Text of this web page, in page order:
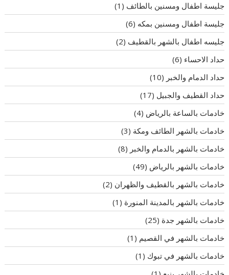
جليسة اطفال ومسنين بالطائف (1)
جليسة اطفال ومسنين بمكه (6)
جليسه اطفال بالشهر بالقطيف (2)
حداد الاحساء (6)
حداد الدمام والخبر (10)
حداد القطيف والجبيل (17)
خادمات بالساعة بالرياض (4)
خادمات بالشهر الطائف ومكة (3)
خادمات بالشهر بالدمام والخبر (8)
خادمات بالشهر بالرياض (49)
خادمات بالشهر بالقطيف والظهران (2)
خادمات بالشهر بالمدينة المنورة (1)
خادمات بالشهر جدة (25)
خادمات بالشهر في القصيم (1)
خادمات بالشهر في تبوك (1)